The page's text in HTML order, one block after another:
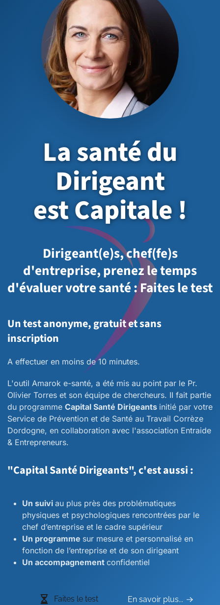
La santé du
Dirigeant
est Capitale !
Dirigeant(e)s, chef(fe)s
d'entreprise, prenez le temps
d'évaluer votre santé : Faites le test
Un test anonyme, gratuit et sans
inscription
A effectuer en moins de 10 minutes.
L'outil Amarok e-santé, a été mis au point par le Pr.
Olivier Torres et son équipe de chercheurs. II fait partie
du programme Capital Santé Dirigeants initié par votre
Service de Prévention et de Santé au Travail Corrèze
Dordogne, en collaboration avec l'association Entraide
& Entrepreneurs.
"Capital Santé Dirigeants", c'est aussi :
Un suivi au plus près des problématiques
physiques et psychologiques rencontrées par le
chef d’entreprise et le cadre supérieur
Un programme sur mesure et personnalisé en
fonction de l’entreprise et de son dirigeant
Un accompagnement confidentiel
Faites le test En savoir plus...